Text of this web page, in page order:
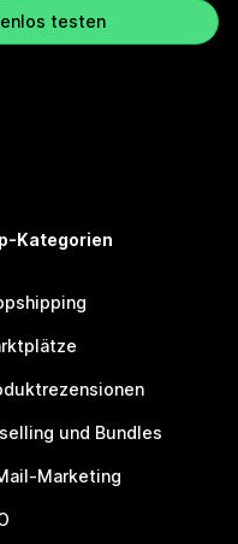
testen
Kategorien
und Bundles
Marketing